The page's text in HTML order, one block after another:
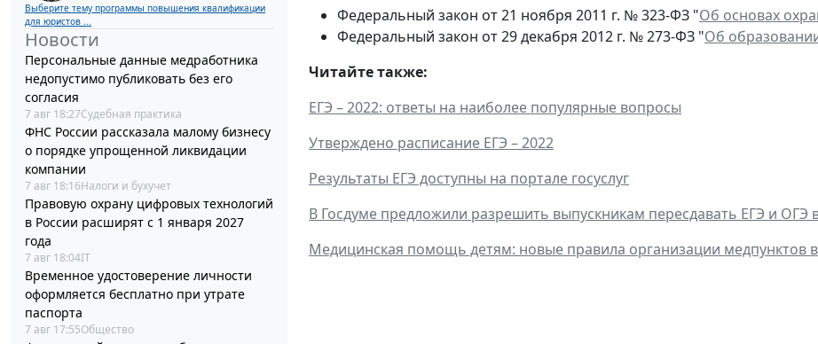
Выберите тему программы повышения квалификации
для юристов ...
Новости
Персональные данные медработника
недопустимо публиковать без его
согласия
7 авг 18:27Судебная практика
ФНС России рассказала малому бизнесу
о порядке упрощенной ликвидации
компании
7 авг 18:16Налоги и бухучет
Правовую охрану цифровых технологий
в России расширят с 1 января 2027
года
7 авг 18:04IT
Временное удостоверение личности
оформляется бесплатно при утрате
паспорта
7 авг 17:55Общество
Федеральный закон от 21 ноября 2011 г. № 323-ФЗ "Об основах
Федеральный закон от 29 декабря 2012 г. № 273-ФЗ "Об
Читайте также:
ЕГЭ – 2022: ответы на наиболее популярные вопросы
Утверждено расписание ЕГЭ – 2022
Результаты ЕГЭ доступны на портале госуслуг
В Госдуме предложили разрешить выпускникам пересдавать ЕГЭ и ОГЭ
Медицинская помощь детям: новые правила организации медпунктов